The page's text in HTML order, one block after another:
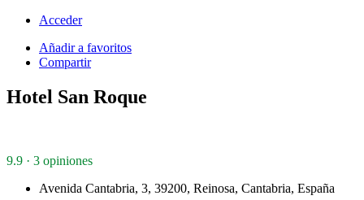
Acceder
Añadir a favoritos
Compartir
Hotel San Roque
9.9 · 3 opiniones
Avenida Cantabria, 3, 39200, Reinosa, Cantabria, España